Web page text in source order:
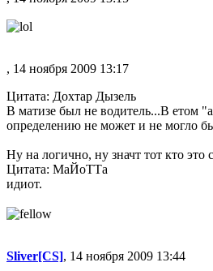
, 14 ноября 2009 13:17
Цитата: Дохтар Дызель
В матизе был не водитель...В етом
определению не может и не могло
Ну на логично, ну значт тот кто это
Цитата: МаЙоТТа
идиот.
Sliver[CS], 14 ноября 2009 13:44